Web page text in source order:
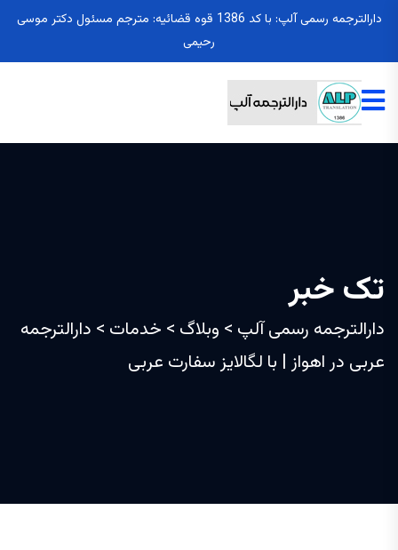
دارالترجمه رسمی آلپ: با کد 1386 قوه قضائیه: مترجم مسئول دکتر موسی
رحیمی
تک خبر
دارالترجمه رسمی آلپ > وبلاگ > خدمات > دارالترجمه
عربی در اهواز | با لگالایز سفارت عربی